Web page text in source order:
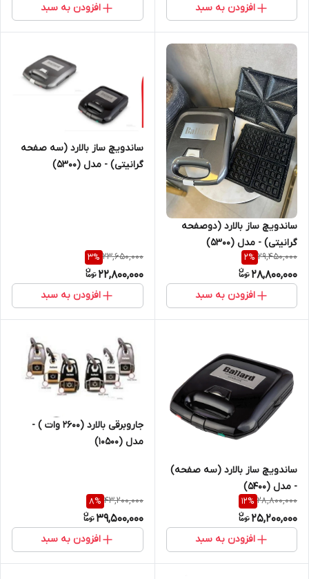
افزودن به سبد افزودن به سبد
ساندویچ ساز بالارد (دوصفحه
گرانیتی) - مدل (5300)
29,450,000
2%
28,800,000
افزودن به سبد
ساندویچ ساز بالارد (سه صفحه
گرانیتی) - مدل (5300)
23,650,000
3%
22,800,000
افزودن به سبد
ساندویچ ساز بالارد (سه صفحه)
- مدل (5400)
28,800,000
12%
25,200,000
افزودن به سبد
جاروبرقی بالارد (2600 وات ) -
مدل (10500)
43,200,000
8%
39,500,000
افزودن به سبد